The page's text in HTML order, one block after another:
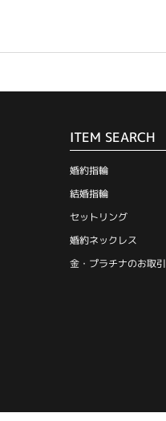
ITEM SEARCH
婚約指輪
結婚指輪
セットリング
婚約ネックレス
金・プラチナのお取引